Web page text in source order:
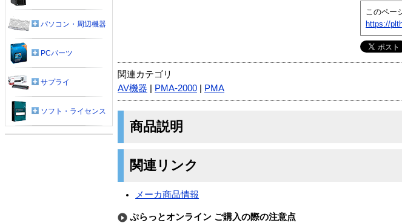
このペー
https://
関連カテゴリ
AV機器
PMA-2000 PMA
商品説明
関連リンク
メーカ商品情報
ぷらっとオンライン ご購入の際の注意点
パソコン・周辺機器
PCパーツ
サプライ
ソフト・ライセンス